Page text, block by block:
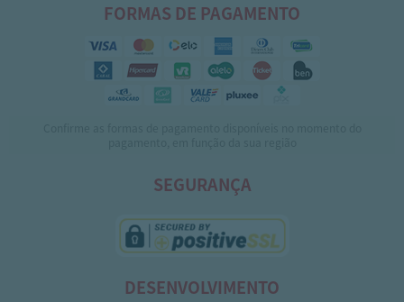
FORMAS DE PAGAMENTO
SEGURANÇA
DESENVOLVIMENTO